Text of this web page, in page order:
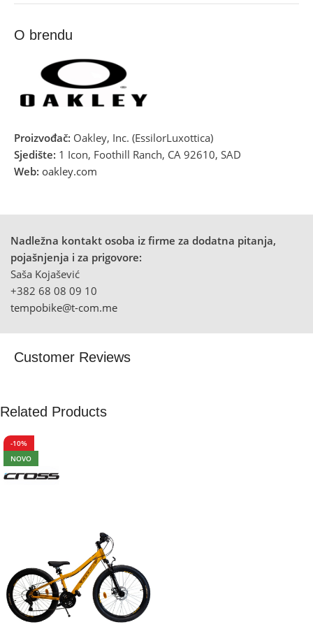
O brendu
Proizvođač: Oakley, Inc. (EssilorLuxottica)
Sjedište: 1 Icon, Foothill Ranch, CA 92610, SAD
Web: oakley.com
Nadležna kontakt osoba iz firme za dodatna pitanja,
pojašnjenja i za prigovore:
Saša Kojašević
+382 68 08 09 10
tempobike@t-com.me
Customer Reviews
Related Products
-10%
NOVO